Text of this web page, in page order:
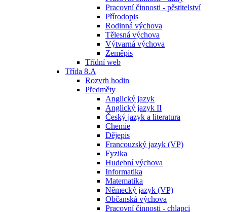
Pracovní činnosti - pěstitelství
Přírodopis
Rodinná výchova
Tělesná výchova
Výtvarná výchova
Zeměpis
Třídní web
Třída 8.A
Rozvrh hodin
Předměty
Anglický jazyk
Anglický jazyk II
Český jazyk a literatura
Chemie
Dějepis
Francouzský jazyk (VP)
Fyzika
Hudební výchova
Informatika
Matematika
Německý jazyk (VP)
Občanská výchova
Pracovní činnosti - chlapci